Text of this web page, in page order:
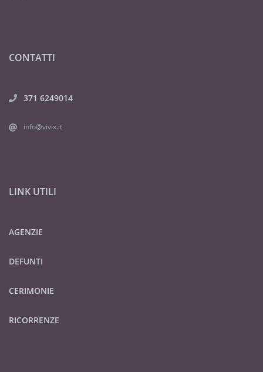
CONTATTI
371 6249014
info@vivix.it
LINK UTILI
AGENZIE
DEFUNTI
CERIMONIE
RICORRENZE